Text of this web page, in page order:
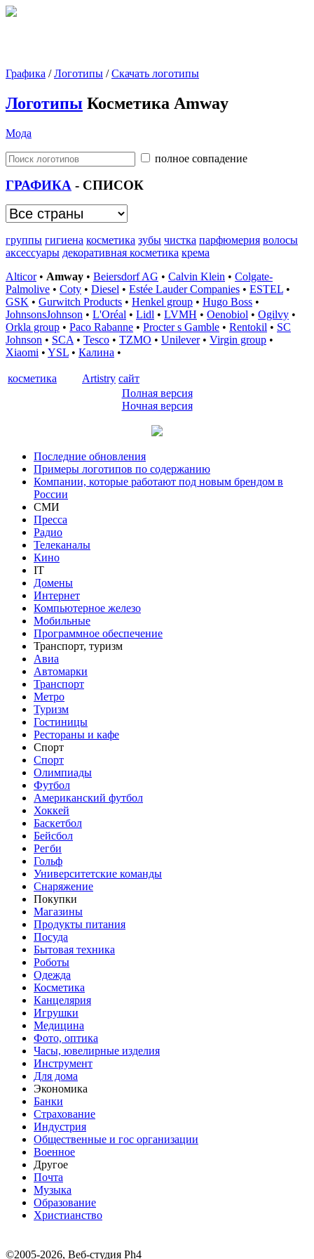
Графика /Логотипы /Скачать логотипы
Логотипы Косметика Amway
Мода
полное совпадение
ГРАФИКА - СПИСОК
группы гигиена косметика зубы чистка парфюмерия волосы
аксессуары декоративная косметика крема
Alticor• Amway • Beiersdorf AG • Calvin Klein • Colgate-
Palmolive • Coty • Diesel • Estée Lauder Companies • ESTEL •
GSK • Gurwitch Products • Henkel group • Hugo Boss •
JohnsonsJohnson • L'Oréal • Lidl • LVMH • Oenobiol • Ogilvy •
Orkla group • Paco Rabanne • Procter s Gamble • Rentokil • SC
Johnson • SCA • Tesco • TZMO • Unilever• Virgin group •
Xiaomi • YSL • Калина •
косметика Artistry сайт
Полная версия
Ночная версия
Последние обновления
Примеры логотипов по содержанию
Компании, которые работают под новым брендом в
России
СМИ
Пресса
Радио
Телеканалы
Кино
IT
Домены
Интернет
Компьютерное железо
Мобильные
Программное обеспечение
Транспорт, туризм
Авиа
Автомарки
Транспорт
Метро
Туризм
Гостиницы
Рестораны и кафе
Спорт
Спорт
Олимпиады
Футбол
Американский футбол
Хоккей
Баскетбол
Бейсбол
Регби
Гольф
Университетские команды
Снаряжение
Покупки
Магазины
Продукты питания
Посуда
Бытовая техника
Роботы
Одежда
Косметика
Канцелярия
Игрушки
Медицина
Фото, оптика
Часы, ювелирные изделия
Инструмент
Для дома
Экономика
Банки
Страхование
Индустрия
Общественные и гос организации
Военное
Другое
Почта
Музыка
Образование
Христианство
©2005-2026, Веб-студия Ph4